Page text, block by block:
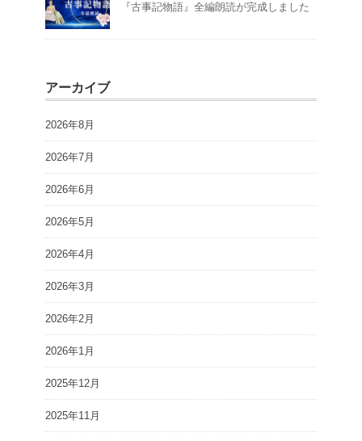
『古事記物語』全編朗読が完成しました
アーカイブ
2026年8月
2026年7月
2026年6月
2026年5月
2026年4月
2026年3月
2026年2月
2026年1月
2025年12月
2025年11月